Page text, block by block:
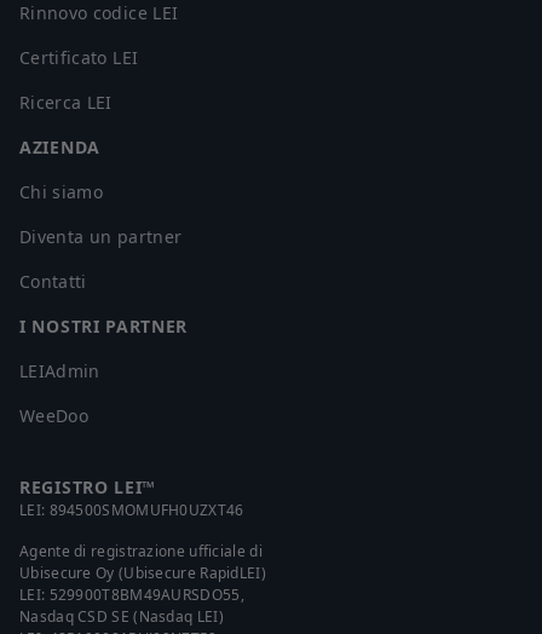
Rinnovo codice LEI
Certificato LEI
Ricerca LEI
AZIENDA
Chi siamo
Diventa un partner
Contatti
I NOSTRI PARTNER
LEIAdmin
WeeDoo
REGISTRO LEI™
LEI: 894500SMOMUFH0UZXT46
Agente di registrazione ufficiale di
Ubisecure Oy (Ubisecure RapidLEI)
LEI: 529900T8BM49AURSDO55,
Nasdaq CSD SE (Nasdaq LEI)